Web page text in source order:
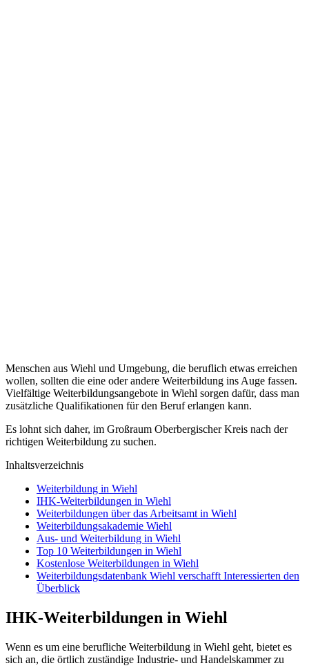
Menschen aus Wiehl und Umgebung, die beruflich etwas erreichen
wollen, sollten die eine oder andere Weiterbildung ins Auge fassen.
Vielfältige Weiterbildungsangebote in Wiehl sorgen dafür, dass man
zusätzliche Qualifikationen für den Beruf erlangen kann.
Es lohnt sich daher, im Großraum Oberbergischer Kreis nach der
richtigen Weiterbildung zu suchen.
Inhaltsverzeichnis
Weiterbildung in Wiehl
IHK-Weiterbildungen in Wiehl
Weiterbildungen über das Arbeitsamt in Wiehl
Weiterbildungsakademie Wiehl
Aus- und Weiterbildung in Wiehl
Top 10 Weiterbildungen in Wiehl
Kostenlose Weiterbildungen in Wiehl
Weiterbildungsdatenbank Wiehl verschafft Interessierten den
Überblick
IHK-Weiterbildungen in Wiehl
Wenn es um eine berufliche Weiterbildung in Wiehl geht, bietet es
sich an, die örtlich zuständige Industrie- und Handelskammer zu